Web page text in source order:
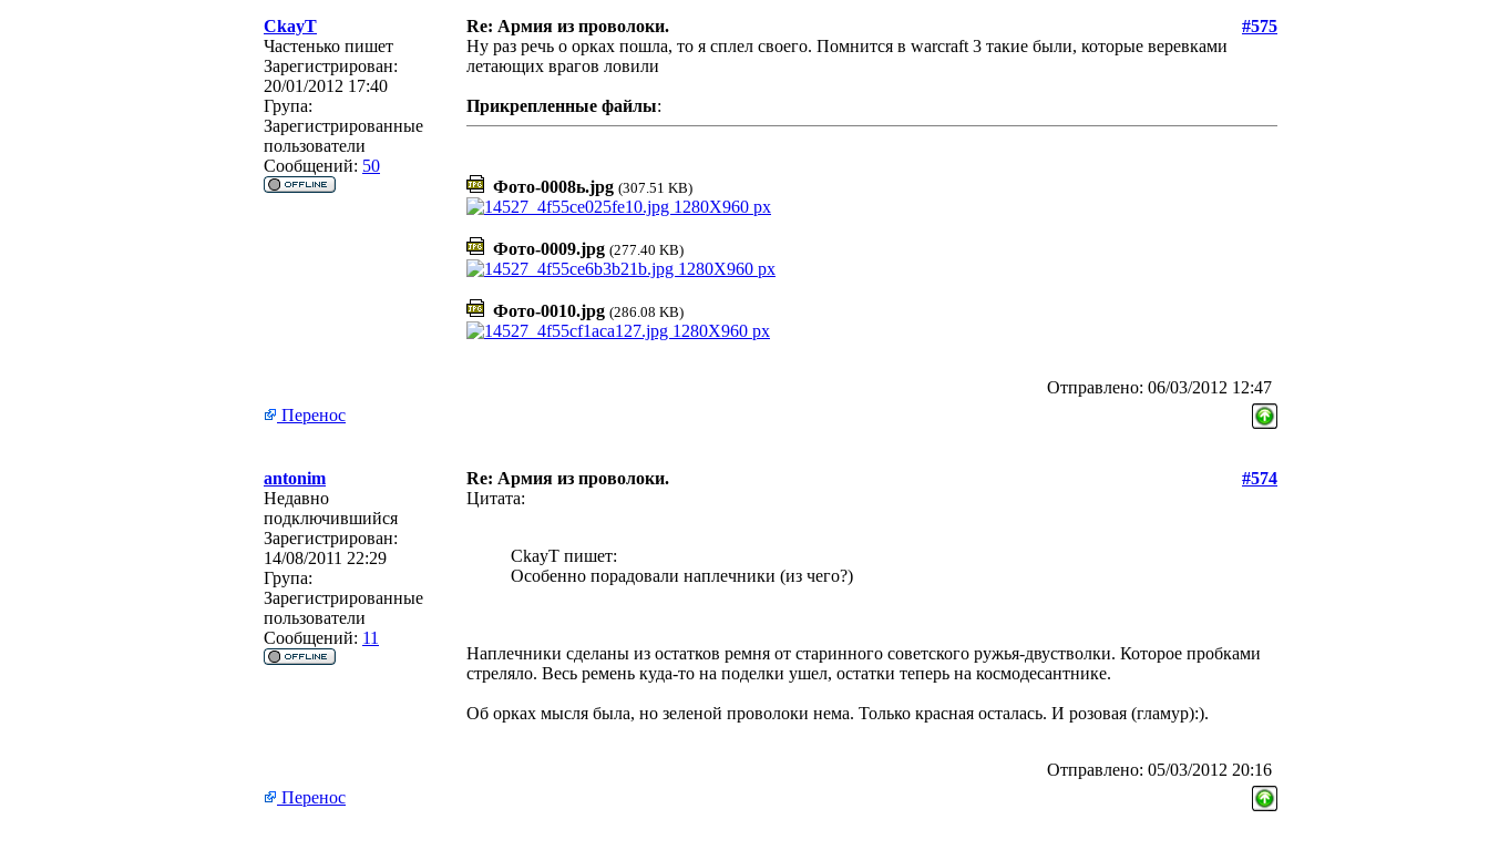
CkayT Re: Армия из проволоки.
#575
Частенько пишет
Зарегистрирован:
20/01/2012 17:40
Група:
Зарегистрированные
пользователи
Сообщений: 50
Ну раз речь о орках пошла, то я сплел своего. Помнится в warcraft 3 такие были, которые веревками
летающих врагов ловили
Прикрепленные файлы:
Фото-0008ь.jpg (307.51 KB)
Фото-0009.jpg (277.40 KB)
Фото-0010.jpg (286.08 KB)
Отправлено: 06/03/2012 12:47
Перенос
antonim Re: Армия из проволоки.
#574
Недавно
подключившийся
Зарегистрирован:
14/08/2011 22:29
Група:
Зарегистрированные
пользователи
Сообщений: 11
Цитата:
CkayT пишет:
Особенно порадовали наплечники (из чего?)
Наплечники сделаны из остатков ремня от старинного советского ружья-двустволки. Которое пробками
стреляло. Весь ремень куда-то на поделки ушел, остатки теперь на космодесантнике.
Об орках мысля была, но зеленой проволоки нема. Только красная осталась. И розовая (гламур):).
Отправлено: 05/03/2012 20:16
Перенос